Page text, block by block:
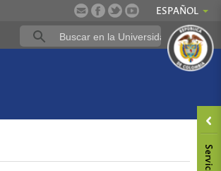
ESPAÑOL